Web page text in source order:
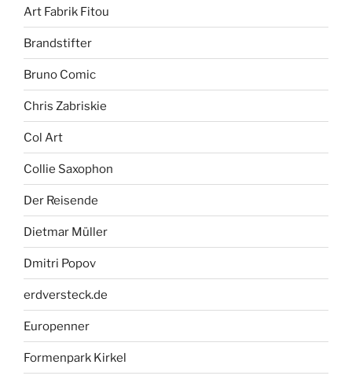
Art Fabrik Fitou
Brandstifter
Bruno Comic
Chris Zabriskie
Col Art
Collie Saxophon
Der Reisende
Dietmar Müller
Dmitri Popov
erdversteck.de
Europenner
Formenpark Kirkel